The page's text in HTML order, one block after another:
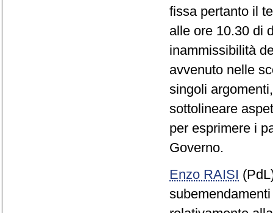
fissa pertanto il
alle ore 10.30 di
inammissibilità
avvenuto nelle
singoli
sottolineare
per esprimere i
Governo.
Enzo RAISI